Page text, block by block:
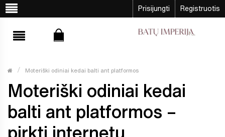
Prisijungti Registruotis
Moteriški odiniai kedai balti ant platformos
Moteriški odiniai kedai
balti ant platformos –
pirkti internetu